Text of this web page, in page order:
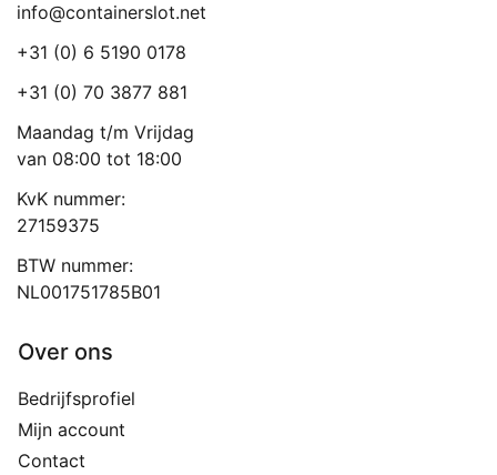
info@containerslot.net
+31 (0) 6 5190 0178
+31 (0) 70 3877 881
Maandag t/m Vrijdag
van 08:00 tot 18:00
KvK nummer:
27159375
BTW nummer:
NL001751785B01
Over ons
Bedrijfsprofiel
Mijn account
Contact